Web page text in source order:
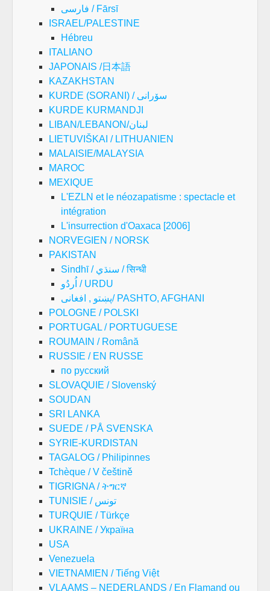
فارسی / Fārsī
ISRAEL/PALESTINE
Hébreu
ITALIANO
JAPONAIS /日本語
KAZAKHSTAN
KURDE (SORANI) / سۆرانی
KURDE KURMANDJI
LIBAN/LEBANON/لبنان
LIETUVIŠKAI / LITHUANIEN
MALAISIE/MALAYSIA
MAROC
MEXIQUE
L'EZLN et le néozapatisme : spectacle et
intégration
L'insurrection d'Oaxaca [2006]
NORVEGIEN / NORSK
PAKISTAN
Sindhī / سنڌي / सिन्धी
اُردُو / URDU
پښتو , افغانی/ PASHTO, AFGHANI
POLOGNE / POLSKI
PORTUGAL / PORTUGUESE
ROUMAIN / Română
RUSSIE / EN RUSSE
по русский
SLOVAQUIE / Slovenský
SOUDAN
SRI LANKA
SUEDE / PÅ SVENSKA
SYRIE-KURDISTAN
TAGALOG / Philipinnes
Tchèque / V češtině
TIGRIGNA / ትግርኛ
TUNISIE / تونس
TURQUIE / Türkçe
UKRAINE / Україна
USA
Venezuela
VIETNAMIEN / Tiếng Việt
VLAAMS – NEDERLANDS / En Flamand ou